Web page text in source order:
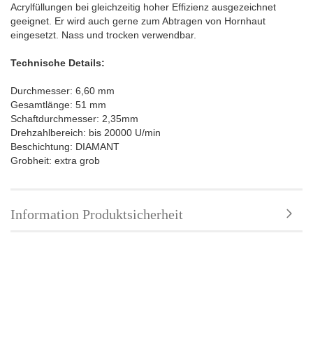
Acrylfüllungen bei gleichzeitig hoher Effizienz ausgezeichnet
geeignet. Er wird auch gerne zum Abtragen von Hornhaut
eingesetzt. Nass und trocken verwendbar.
Technische Details:
Durchmesser: 6,60 mm
Gesamtlänge: 51 mm
Schaftdurchmesser: 2,35mm
Drehzahlbereich: bis 20000 U/min
Beschichtung: DIAMANT
Grobheit: extra grob
Information Produktsicherheit